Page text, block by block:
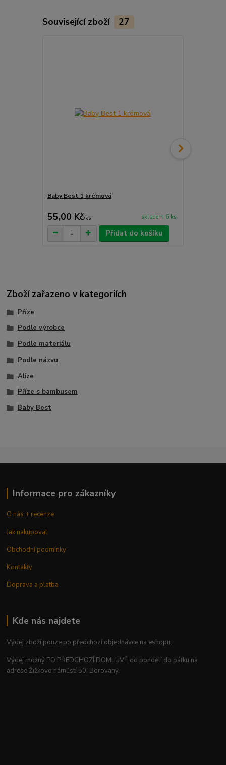
Související zboží 27
Baby Best 1 krémová
55,00 Kč/ks skladem 6 ks
Přidat do košíku
Zboží zařazeno v kategoriích
Příze
Podle výrobce
Podle materiálu
Podle názvu
Alize
Příze s bambusem
Baby Best
Informace pro zákazníky
O nás + recenze
Jak nakupovat
Obchodní podmínky
Kontakty
Doprava a platba
Kde nás najdete
Výdej zboží pouze po předchozí objednávce na eshopu.
Výdej možný PO PŘEDCHOZÍ DOMLUVĚ od pondělí do pátku na
adrese Žižkovo náměstí 50, Borovany.